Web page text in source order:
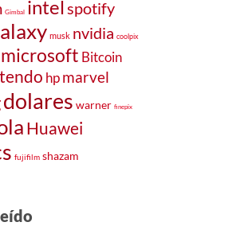
Gimbal intelspotify
musk nvidia coolpix
microsoft Bitcoin
hpmarvel
dolares warner finepix
Huawei
fujifilm shazam